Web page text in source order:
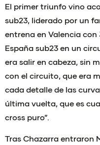
El primer triunfo vino
sub23, liderado por un
entrena en Valencia
España sub23 en un
era salir en cabeza, sin
con el circuito, que era
cada detalle de las
última vuelta, que es
cross puro”.
Tras Chazarra entraron